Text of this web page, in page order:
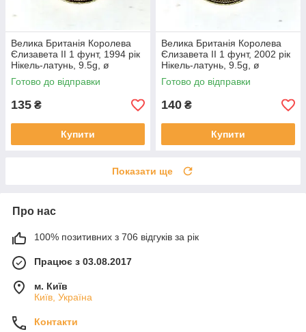
Велика Британія Королева
Єлизавета II 1 фунт, 1994 рік
Нікель-латунь, 9.5g, ø
22.5mm №1947
Готово до відправки
135 ₴
Купити
Велика Британія Королева
Єлизавета II 1 фунт, 2002 рік
Нікель-латунь, 9.5g, ø
22.5mm №320
Готово до відправки
140 ₴
Купити
Показати ще
Про нас
100% позитивних з 706 відгуків за рік
Працює з 03.08.2017
м. Київ
Київ, Україна
Контакти